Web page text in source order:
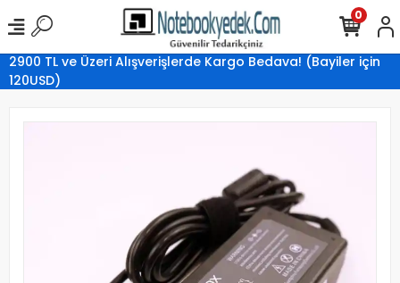
2900 TL ve Üzeri Alışverişlerde Kargo Bedava! (Bayiler için
120USD)
0